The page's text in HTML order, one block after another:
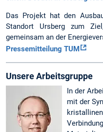
Das Projekt hat den
Standort Ursberg zum
gemeinsam an der
Pressemitteilung TUM
Unsere Arbeitsgruppe
In der
mit der